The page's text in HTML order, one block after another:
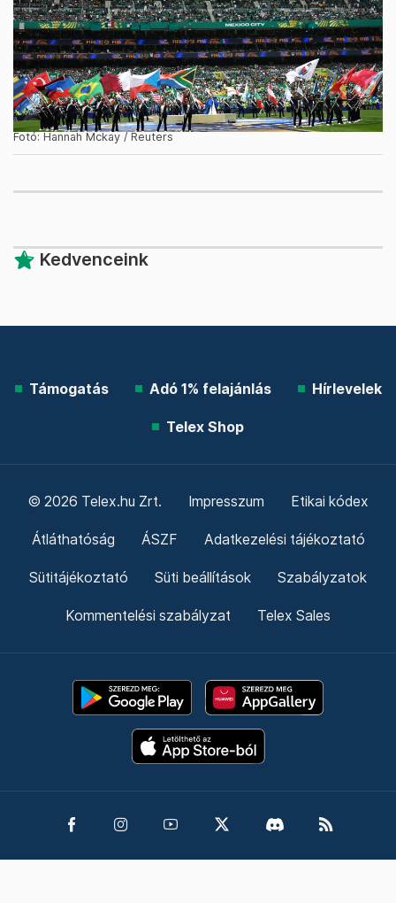
Fotó: Hannah Mckay / Reuters
Kedvenceink
Támogatás Adó 1% felajánlás Hírlevelek
Telex Shop
© 2026 Telex.hu Zrt. Impresszum Etikai kódex
Átláthatóság ÁSZF Adatkezelési tájékoztató
Sütitájékoztató Süti beállítások Szabályzatok
Kommentelési szabályzat Telex Sales